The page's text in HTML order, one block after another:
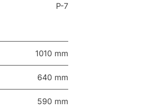
P-7
1010 mm
640 mm
590 mm